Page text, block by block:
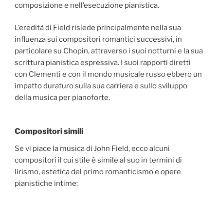
composizione e nell’esecuzione pianistica.
L’eredità di Field risiede principalmente nella sua
influenza sui compositori romantici successivi, in
particolare su Chopin, attraverso i suoi notturni e la sua
scrittura pianistica espressiva. I suoi rapporti diretti
con Clementi e con il mondo musicale russo ebbero un
impatto duraturo sulla sua carriera e sullo sviluppo
della musica per pianoforte.
Compositori simili
Se vi piace la musica di John Field, ecco alcuni
compositori il cui stile è simile al suo in termini di
lirismo, estetica del primo romanticismo e opere
pianistiche intime: